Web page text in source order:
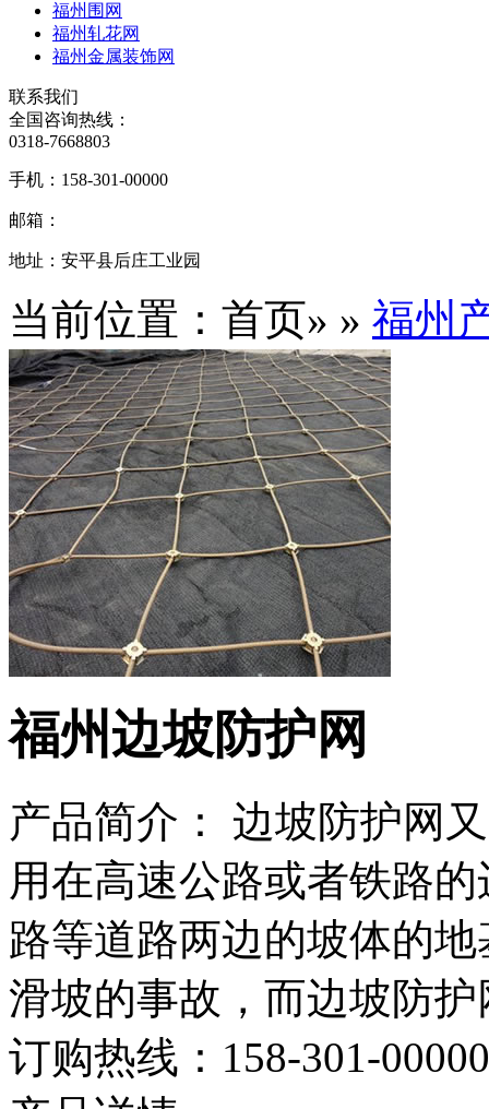
福州围网
福州轧花网
福州金属装饰网
联系我们
全国咨询热线：
0318-7668803
手机： 158-301-00000
邮箱：
地址： 安平县后庄工业园
当前位置：首页» » 福州
福州边坡防护网
产品简介： 边坡防护网
用在高速公路或者铁路
路等道路两边的坡体的
滑坡的事故，而边坡防
订购热线： 158-301-00000